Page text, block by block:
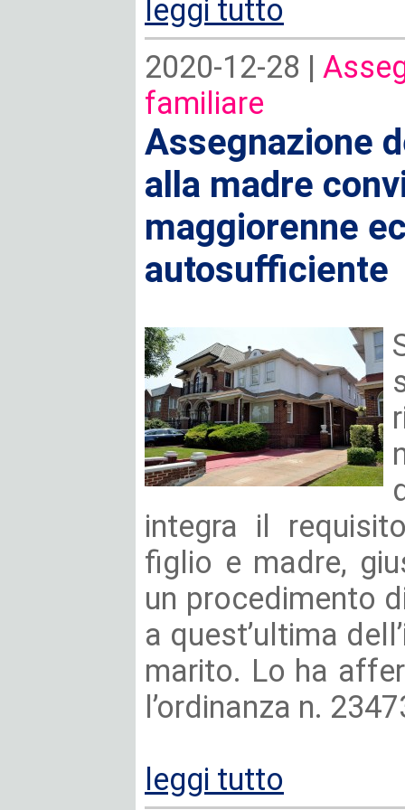
leggi tutto
2020-12-28 |
familiare
Assegnazione
alla madre
maggiorenne
autosufficiente
integra il
figlio e madre,
un procedimento
a quest’ultima
marito. Lo ha
l’ordinanza n.
leggi tutto